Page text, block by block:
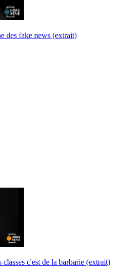
des fake news (extrait)
c'est de la barbarie (extrait)